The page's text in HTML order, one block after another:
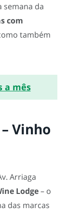
semana da
com
também
a mês
Vinho
Arriaga
Lodge– o
das marcas